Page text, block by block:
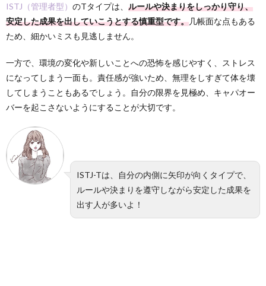
ISTJ（管理者型） のTタイプは、 ルールや決まりをしっかり守り、
安定した成果を出していこうとする慎重型です。几帳面な点もある
ため、細かいミスも見逃しません。
一方で、環境の変化や新しいことへの恐怖を感じやすく、ストレス
になってしまう一面も。責任感が強いため、無理をしすぎて体を壊
してしまうこともあるでしょう。自分の限界を見極め、キャパオー
バーを起こさないようにすることが大切です。
ISTJ-Tは、自分の内側に矢印が向くタイプで、
ルールや決まりを遵守しながら安定した成果を
出す人が多いよ！